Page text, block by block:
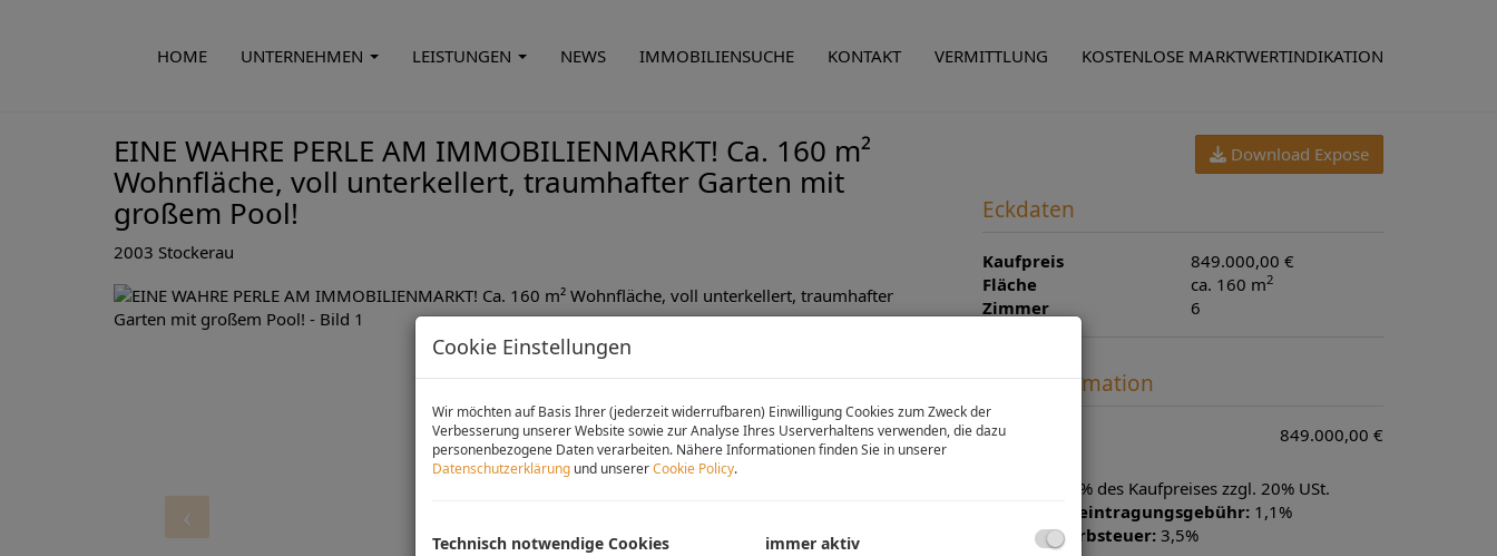
HOME UNTERNEHMEN LEISTUNGEN NEWS IMMOBILIENSUCHE KONTAKT VERMITTLUNG KOSTENLOSE MARKTWERTINDIKATION
EINE WAHRE PERLE AM IMMOBILIENMARKT! Ca. 160 m²
Wohnfläche, voll unterkellert, traumhafter Garten mit
großem Pool!
2003 Stockerau
Download Expose
Eckdaten
Kaufpreis
849.000,00 €
Fläche
ca. 160 m2
Zimmer 6
Preisinformation
Kaufpreis: 849.000,00 €
3% des Kaufpreises zzgl. 20% USt.
Grundbucheintragungsgebühr: 1,1%
Grunderwerbsteuer: 3,5%
Cookie Einstellungen
Wir möchten auf Basis Ihrer (jederzeit widerrufbaren) Einwilligung Cookies zum Zweck der
Verbesserung unserer Website sowie zur Analyse Ihres Userverhaltens verwenden, die dazu
personenbezogene Daten verarbeiten. Nähere Informationen finden Sie in unserer
Datenschutzerklärung und unsererCookie Policy.
Technisch notwendige Cookies immer aktiv